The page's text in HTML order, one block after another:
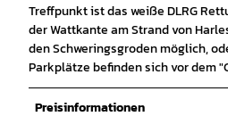
Treffpunkt ist das weiße DLRG
der Wattkante am Strand von
den Schweringsgroden möglich,
Parkplätze befinden sich vor dem
Preisinformationen